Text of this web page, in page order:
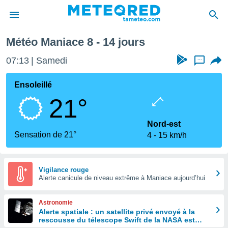
de
Météo Maniace 8 - 14 jours
07:13 Samedi ...
Ensoleillé
21°
Sensation de 21°
Nord-est
4
15 km/h
Vigilance rouge
Alerte canicule de niveau extrême à Maniace aujourd’hui
Astronomie
Alerte spatiale : un satellite privé envoyé à la
rescousse du télescope Swift de la NASA est